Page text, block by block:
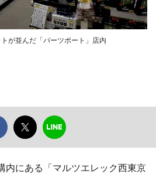
が並んだ「パーツポート」店内
にある「マルツエレック西東京